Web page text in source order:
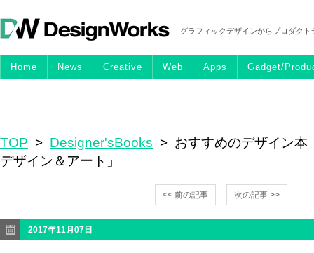
グラフィックデザインからプロダク
Home News Creative Web Apps Gadget/
TOP > Designer'sBooks > おすすめのデザイン本
デザイン＆アート」
<< 前の記事 次の記事 >>
2017年11月07日